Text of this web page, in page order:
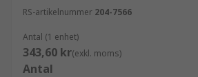
RS-artikelnummer 204-7566
Antal (1 enhet)
343,60 kr(exkl. moms)
Antal